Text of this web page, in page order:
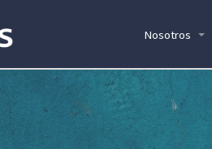
Nosotros